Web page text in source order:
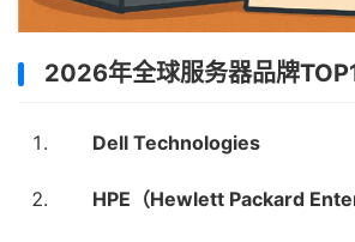
2026年全球服务器品牌
Dell Technologies
HPE（Hewlett Packard